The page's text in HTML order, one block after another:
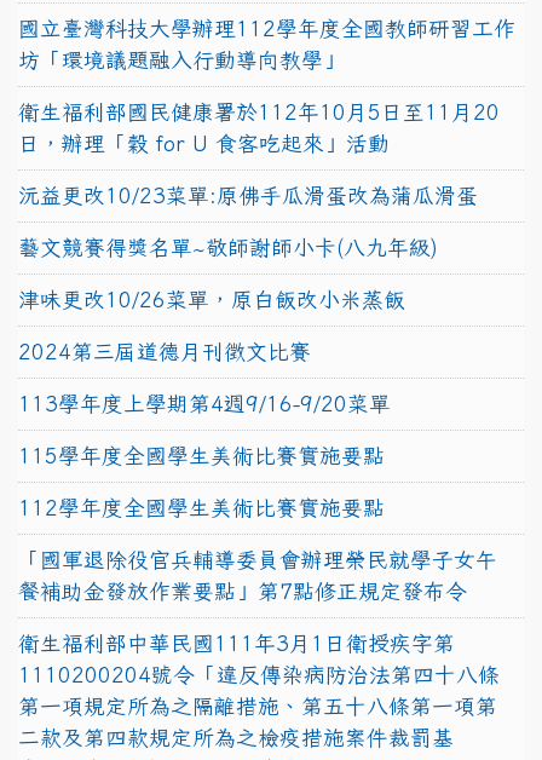
國立臺灣科技大學辦理112學年度全國教師研習工作
坊「環境議題融入行動導向教學」
衛生福利部國民健康署於112年10月5日至11月20
日，辦理「穀 for U 食客吃起來」活動
沅益更改10/23菜單:原佛手瓜滑蛋改為蒲瓜滑蛋
藝文競賽得獎名單~敬師謝師小卡(八九年級)
津味更改10/26菜單，原白飯改小米蒸飯
2024第三屆道德月刊徵文比賽
113學年度上學期第4週9/16-9/20菜單
115學年度全國學生美術比賽實施要點
112學年度全國學生美術比賽實施要點
「國軍退除役官兵輔導委員會辦理榮民就學子女午
餐補助金發放作業要點」第7點修正規定發布令
衛生福利部中華民國111年3月1日衛授疾字第
1110200204號令「違反傳染病防治法第四十八條
第一項規定所為之隔離措施、第五十八條第一項第
二款及第四款規定所為之檢疫措施案件裁罰基